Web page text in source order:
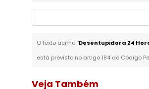
O texto acima "Desentupidora 24
está previsto no artigo 184 do Código
Veja Também